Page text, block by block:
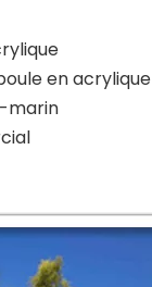
en acrylique
marin